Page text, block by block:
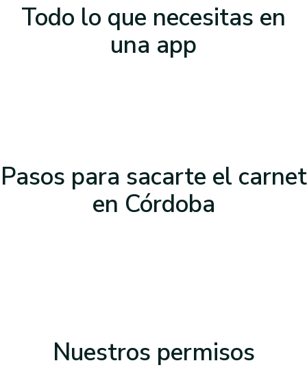
Todo lo que necesitas en
una app
Pasos para sacarte el carnet
en Córdoba
Nuestros permisos